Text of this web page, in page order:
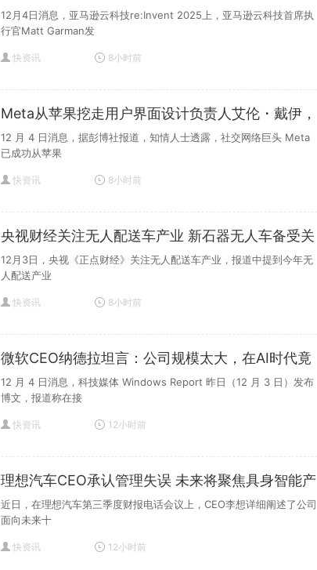
上架2款
12月4日消息，亚马逊云科技re:Invent 2025上，亚马逊云科技首席执
行官Matt Garman发
快资讯 8小时前
Meta从苹果挖走用户界面设计负责人艾伦・戴伊，
加速
12 月 4 日消息，据彭博社报道，知情人士透露，社交网络巨头 Meta
已成功从苹果
快资讯 8小时前
央视财经关注无人配送车产业 新石器无人车备受关
注
12月3日，央视《正点财经》关注无人配送车产业，报道中提到今年无
人配送产业
快资讯 8小时前
微软CEO纳德拉坦言：公司规模太大，在AI时代竟
成“巨
12 月 4 日消息，科技媒体 Windows Report 昨日（12 月 3 日）发布
博文，报道称在接
快资讯 12小时前
理想汽车CEO承认管理失误 未来将聚焦具身智能产
品
近日，在理想汽车第三季度财报电话会议上，CEO李想详细阐述了公司
面向未来十
快资讯 12小时前